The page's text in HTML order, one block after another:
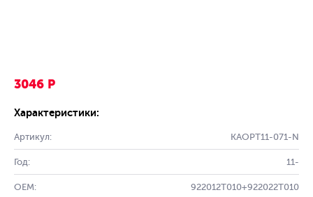
3046 Р
Характеристики:
Артикул: KAOPT11-071-N
Год: 11-
OEM: 922012T010+922022T010